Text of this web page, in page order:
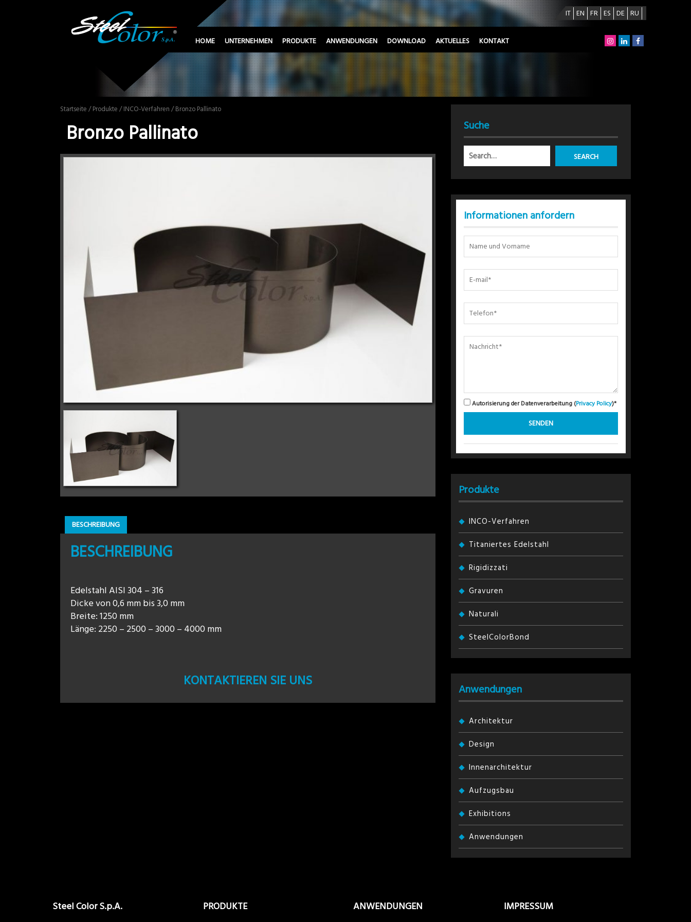
IT EN FR ES DE RU
HOME UNTERNEHMEN PRODUKTE ANWENDUNGEN DOWNLOAD AKTUELLES KONTAKT
Startseite /Produkte /INCO-Verfahren / Bronzo Pallinato
Bronzo Pallinato
BESCHREIBUNG
BESCHREIBUNG
Edelstahl AISI 304 – 316
Dicke von 0,6 mm bis 3,0 mm
Breite: 1250 mm
Länge: 2250 – 2500 – 3000 – 4000 mm
KONTAKTIEREN SIE UNS
Suche
Informationen anfordern
Autorisierung der Datenverarbeitung (Privacy Policy)*
Produkte
INCO-Verfahren
Titaniertes Edelstahl
Rigidizzati
Gravuren
Naturali
SteelColorBond
Anwendungen
Architektur
Design
Innenarchitektur
Aufzugsbau
Exhibitions
Anwendungen
Steel Color S.p.A. PRODUKTE ANWENDUNGEN IMPRESSUM